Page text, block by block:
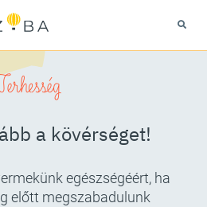
a kövérséget!
egészségéért, ha
előtt megszabadulunk